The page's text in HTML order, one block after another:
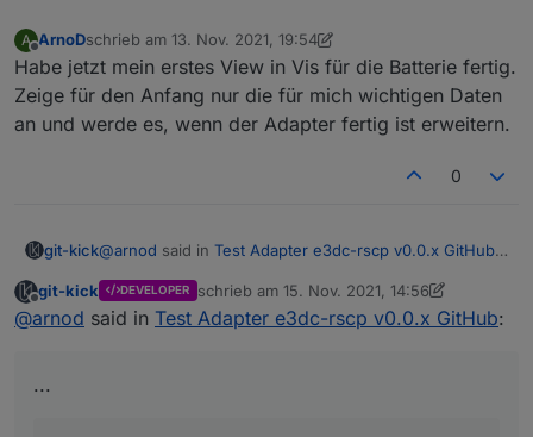
A
Offline
ArnoDschrieb am 13. Nov. 2021, 19:54
zuletzt editiert von ArnoD
Habe jetzt mein erstes View in Vis für die Batterie fertig.
Zeige für den Anfang nur die für mich wichtigen Daten
an und werde es, wenn der Adapter fertig ist erweitern.
0
git-kick@arnod said in Test Adapter e3dc-rscp v0.0.x GitHub:
Ist es möglich bei EMS diese Tags noch mit
Offline
git-kick DEVELOPER schrieb am 15. Nov. 2021, 14:56
zuletzt editiert von git-kick
@arnod said in Test Adapter e3dc-rscp v0.0.x GitHub:
...